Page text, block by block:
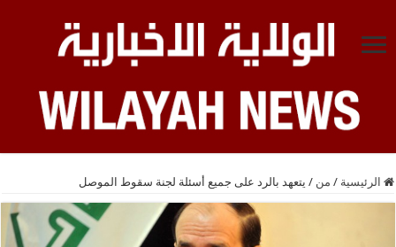
الرئيسية / من / يتعهد بالرد على جميع أسئلة لجنة سقوط الموصل